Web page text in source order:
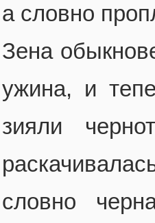
а словно
Зена
ужина, и
зияли
словно